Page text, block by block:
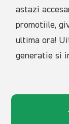
astazi
promotiile,
ultima ora!
generatie si